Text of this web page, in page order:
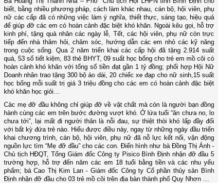
biết, bằng nhiều phương pháp, cách làm khác nhau, cán bộ, hội viên, phụ
nữ các cấp đã có những việc làm ý nghĩa, thiết thực, sáng tạo, hiệu quả
để giúp đỡ các em có hoàn cảnh đặc biệt khó khăn. Ngoài kêu gọi, hỗ trợ
kinh phí, tặng quà nhân các ngày lễ, Tết, các hội viên, phụ nữ còn trực
tiếp đến nhà thăm hỏi, chăm sóc, hướng dẫn các em nhỏ các kỹ năng
trong cuộc sống. Qua 2 năm triển khai các cấp hội đãtặng 2.914suất
quà, 53 sổ tiết kiệm, 83 thẻ BHYT, 09 suất học bổng cho trẻ em mồ côi có
hoàn cảnh khó khăn với tổng số tiền đạt gần 1 tỷ đồng; phối hợp Hội Nữ
Doanh nhân traotặng 300 bộ áo dài, 20 chiếc xe đạp cho nữ sinh,15 suất
học bổng mỗi suất trị giá 3 triệu đồng cho các em có hoàn cảnh đặc biệt
khó khăn học giỏi…
Các mẹ đỡ đầu không chỉ giúp đỡ về vật chất mà còn là người bạn đồng
hành cùng các em trên bước đường vượt khó. Ở lứa tuổi “ăn chưa no, lo
chưa tới”, lại mất đi người thân là nỗi đau, sự thiệt thòi khó lấp đầy đối
với bất kỳ đứa trẻ nào. Hiểu được điều này, ngay từ những ngày đầu triển
khai chương trình, cán bộ, hội viên, phụ nữ đã nỗ lực kết nối, vận động
nguồn lực tìm “Mẹ đỡ đầu” cho các con.Điển hình như bà Đồng Thị Ánh -
Chủ tịch HĐQT, Tổng Giám đốc Công ty Pisico Bình Định nhận đỡ đầu 5
trường hợp, hỗ trợ đến năm các em 18 tuổi bằng tiền và các nhu yếu
phẩm; bà Cao Thị Kim Lan - Giám đốc Công ty Cổ phần thủy sản Bình
Định nhận đỡ đầu cho 03 trẻ mồ côi trên địa bàn thành phố Quy Nhơn …